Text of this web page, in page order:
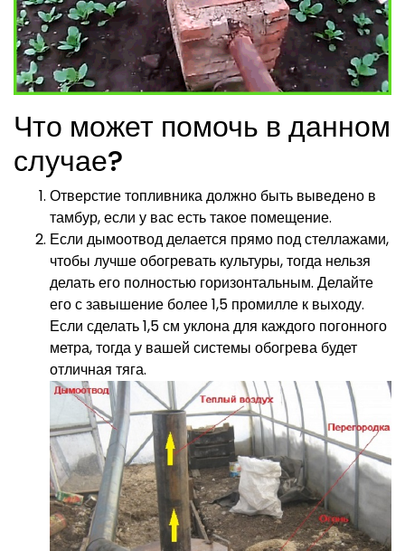
Что может помочь в данном
случае?
Отверстие топливника должно быть выведено в
тамбур, если у вас есть такое помещение.
Если дымоотвод делается прямо под стеллажами,
чтобы лучше обогревать культуры, тогда нельзя
делать его полностью горизонтальным. Делайте
его с завышение более 1,5 промилле к выходу.
Если сделать 1,5 см уклона для каждого погонного
метра, тогда у вашей системы обогрева будет
отличная тяга.